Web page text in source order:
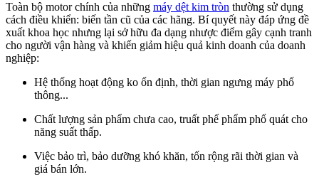
Toàn bộ motor chính của những máy dệt kim tròn thường sử dụng
cách điều khiển: biến tần cũ của các hãng. Bí quyết này đáp ứng đề
xuất khoa học nhưng lại sở hữu đa dạng nhược điểm gây cạnh tranh
cho người vận hàng và khiến giảm hiệu quả kinh doanh của doanh
nghiệp:
Hệ thống hoạt động ko ổn định, thời gian ngưng máy phổ
thông...
Chất lượng sản phẩm chưa cao, truất phế phẩm phổ quát cho
năng suất thấp.
Việc bảo trì, bảo dưỡng khó khăn, tốn rộng rãi thời gian và
giá bán lớn.